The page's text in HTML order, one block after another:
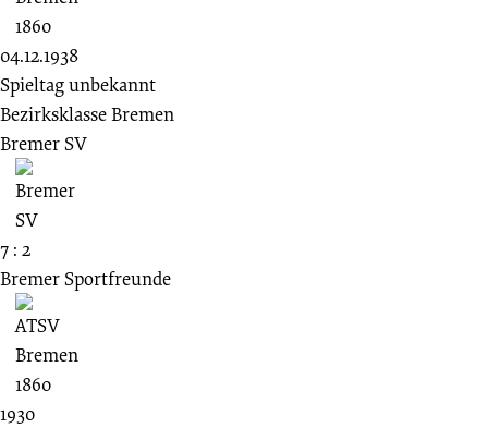
04.12.1938
Spieltag unbekannt
Bezirksklasse Bremen
Bremer SV
7 : 2
Bremer Sportfreunde
1930